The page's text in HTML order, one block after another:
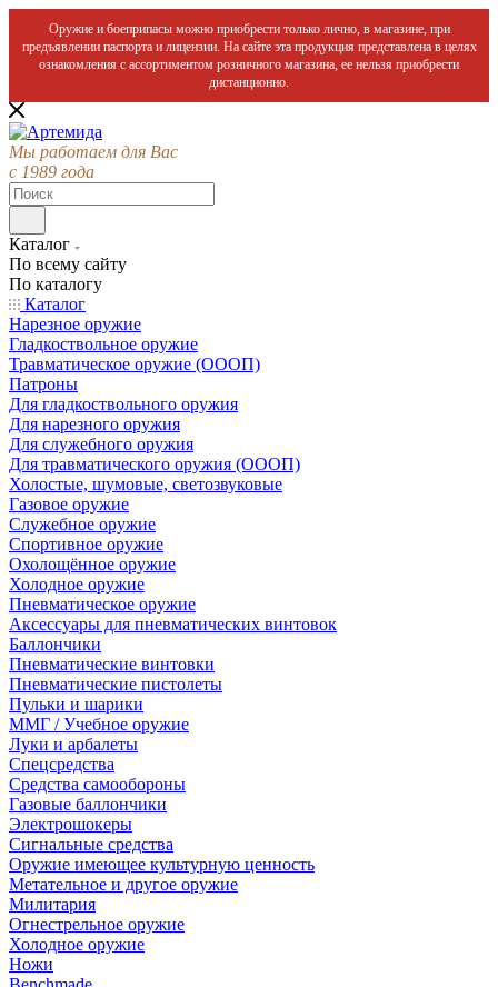
Оружие и боеприпасы можно приобрести только лично, в магазине, при
предъявлении паспорта и лицензии. На сайте эта продукция представлена в целях
ознакомления с ассортиментом розничного магазина, ее нельзя приобрести
дистанционно.
Мы работаем для Вас
с 1989 года
Каталог
По всему сайту
По каталогу
Каталог
Нарезное оружие
Гладкоствольное оружие
Травматическое оружие (ОООП)
Патроны
Для гладкоствольного оружия
Для нарезного оружия
Для служебного оружия
Для травматического оружия (ОООП)
Холостые, шумовые, светозвуковые
Газовое оружие
Служебное оружие
Спортивное оружие
Охолощённое оружие
Холодное оружие
Пневматическое оружие
Аксессуары для пневматических винтовок
Баллончики
Пневматические винтовки
Пневматические пистолеты
Пульки и шарики
ММГ / Учебное оружие
Луки и арбалеты
Спецсредства
Средства самообороны
Газовые баллончики
Электрошокеры
Сигнальные средства
Оружие имеющее культурную ценность
Метательное и другое оружие
Милитария
Огнестрельное оружие
Холодное оружие
Ножи